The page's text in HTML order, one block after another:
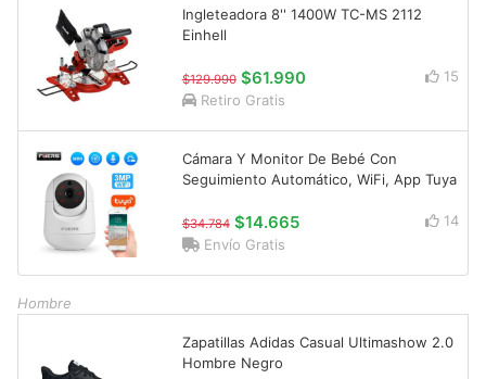
Ingleteadora 8'' 1400W TC-MS 2112
Einhell
$129.990 $61.990
15
Retiro Gratis
Cámara Y Monitor De Bebé Con
Seguimiento Automático, WiFi, App Tuya
$34.784 $14.665
14
Envío Gratis
Hombre
Zapatillas Adidas Casual Ultimashow 2.0
Hombre Negro